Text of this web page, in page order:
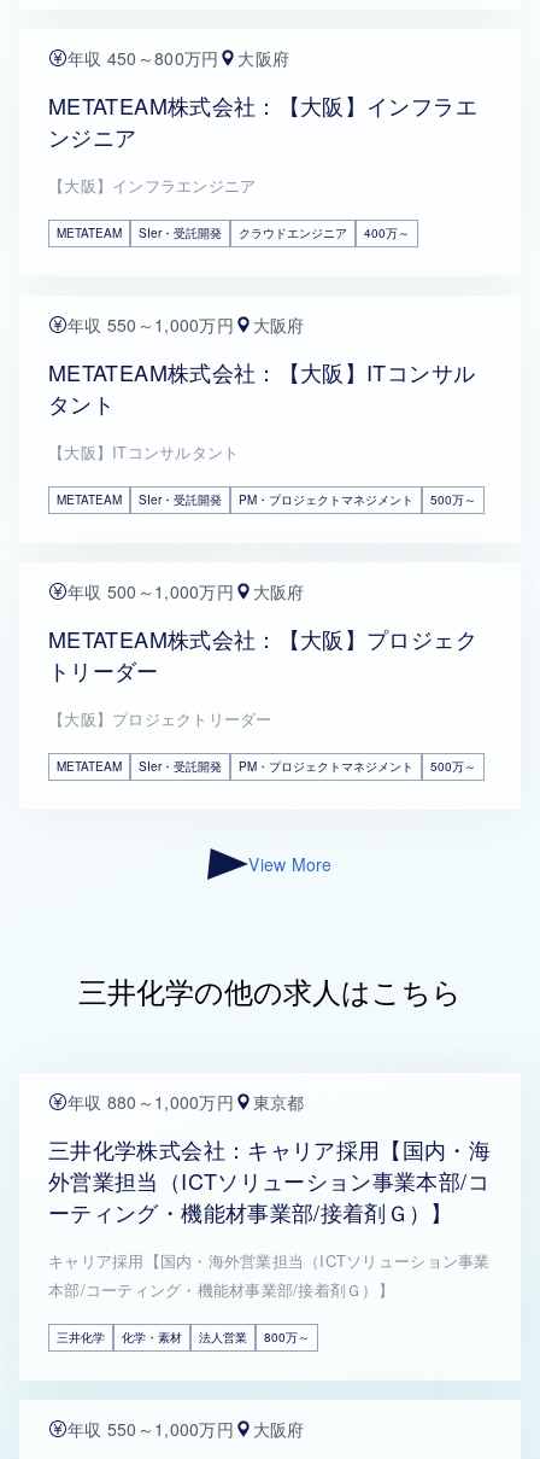
年収 450～800万円 大阪府
METATEAM株式会社：【大阪】インフラエ
ンジニア
【大阪】インフラエンジニア
METATEAM SIer・受託開発 クラウドエンジニア 400万～
年収 550～1,000万円 大阪府
METATEAM株式会社：【大阪】ITコンサル
タント
【大阪】ITコンサルタント
METATEAM SIer・受託開発 PM・プロジェクトマネジメント 500万～
年収 500～1,000万円 大阪府
METATEAM株式会社：【大阪】プロジェク
トリーダー
【大阪】プロジェクトリーダー
METATEAM SIer・受託開発 PM・プロジェクトマネジメント 500万～
View More
三井化学の他の求人はこちら
年収 880～1,000万円 東京都
三井化学株式会社：キャリア採用【国内・海
外営業担当（ICTソリューション事業本部/コ
ーティング・機能材事業部/接着剤Ｇ）】
キャリア採用【国内・海外営業担当（ICTソリューション事業
本部/コーティング・機能材事業部/接着剤Ｇ）】
三井化学 化学・素材 法人営業 800万～
年収 550～1,000万円 大阪府